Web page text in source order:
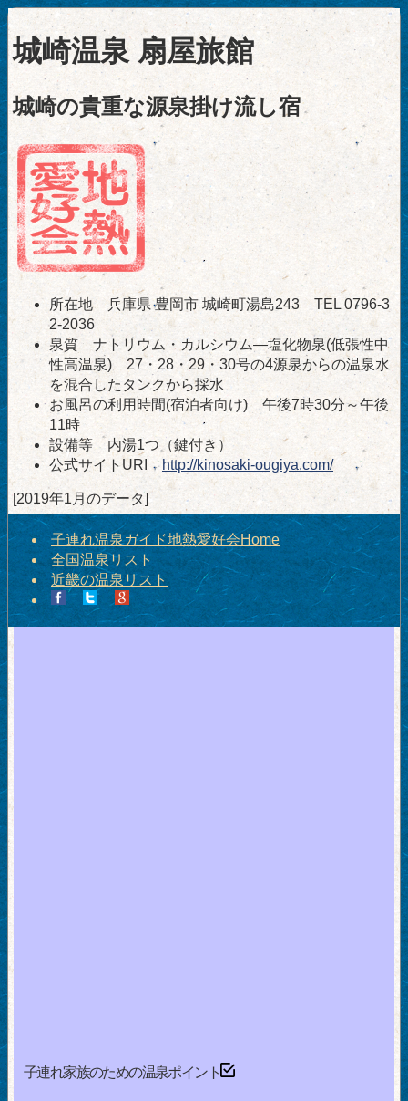
城崎温泉 扇屋旅館
城崎の貴重な源泉掛け流し宿
所在地 兵庫県 豊岡市 城崎町湯島243 TEL 0796-3
2-2036
泉質 ナトリウム・カルシウム―塩化物泉(低張性中
性高温泉) 27・28・29・30号の4源泉からの温泉水
を混合したタンクから採水
お風呂の利用時間(宿泊者向け) 午後7時30分～午後
11時
設備等 内湯1つ（鍵付き）
公式サイトURI http://kinosaki-ougiya.com/
[2019年1月のデータ]
子連れ温泉ガイド地熱愛好会Home
全国温泉リスト
近畿の温泉リスト
子連れ家族のための温泉ポイント